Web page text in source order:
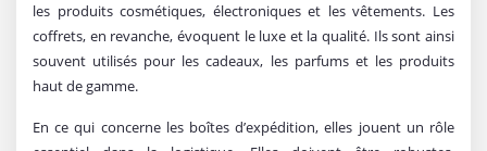
les produits cosmétiques, électroniques et les vêtements. Les
coffrets, en revanche, évoquent le luxe et la qualité. Ils sont ainsi
souvent utilisés pour les cadeaux, les parfums et les produits
haut de gamme.
En ce qui concerne les boîtes d’expédition, elles jouent un rôle